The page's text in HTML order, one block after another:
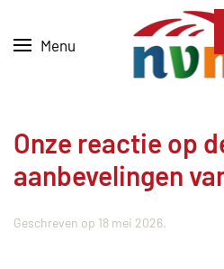
Skip to main content
Menu
Onze reactie op
aanbevelingen
Geschreven op 18 mei 2026.